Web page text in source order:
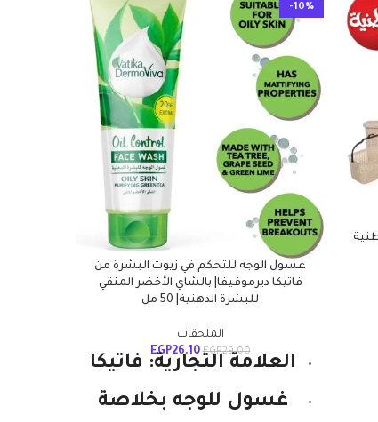
-10%
غسول الوجه للتحكم في زيوت البشرة من
فاتيكا ديرموفيفا| بالشاي الأخضر المنقي
للبشرة الدهنية| 50 مل
الملحقات
EGP29.00
EGP26.10
العلامة التجارية: فاتيكا
غسول للوجه بخلاصة